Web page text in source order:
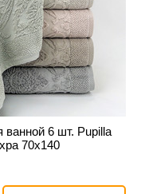
6 шт. Pupilla
70х140